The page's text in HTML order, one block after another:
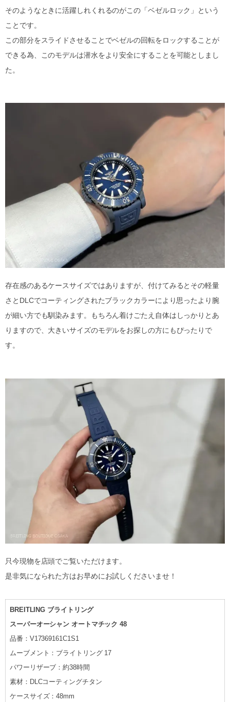
そのようなときに活躍しれくれるのがこの「ベゼルロック」という
ことです。
この部分をスライドさせることでベゼルの回転をロックすることが
できる為、このモデルは潜水をより安全にすることを可能としまし
た。
存在感のあるケースサイズではありますが、付けてみるとその軽量
さとDLCでコーティングされたブラックカラーにより思ったより腕
が細い方でも馴染みます。もちろん着けごたえ自体はしっかりとあ
りますので、大きいサイズのモデルをお探しの方にもぴったりで
す。
只今現物を店頭でご覧いただけます。
是非気になられた方はお早めにお試しくださいませ！
BREITLING ブライトリング
スーパーオーシャン オートマチック 48
品番：V17369161C1S1
ムーブメント：ブライトリング 17
パワーリザーブ：約38時間
素材：DLCコーティングチタン
ケースサイズ：48mm